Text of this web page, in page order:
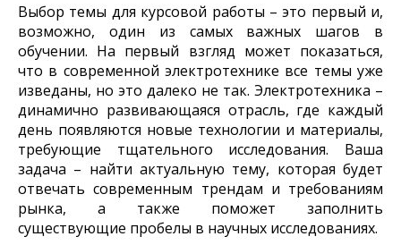
Выбор темы для курсовой работы – это первый и,
возможно, один из самых важных шагов в
обучении. На первый взгляд может показаться,
что в современной электротехнике все темы уже
изведаны, но это далеко не так. Электротехника –
динамично развивающаяся отрасль, где каждый
день появляются новые технологии и материалы,
требующие тщательного исследования. Ваша
задача – найти актуальную тему, которая будет
отвечать современным трендам и требованиям
рынка, а также поможет заполнить
существующие пробелы в научных исследованиях.